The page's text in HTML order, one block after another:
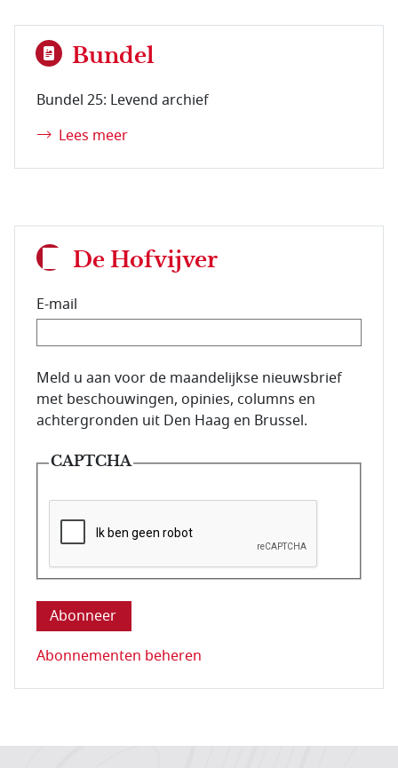
Bundel
Bundel 25: Levend archief
Lees meer
De Hofvijver
E-mail
E-mailadres van de abonnee.
Meld u aan voor de maandelijkse nieuwsbrief
met beschouwingen, opinies, columns en
achtergronden uit Den Haag en Brussel.
CAPTCHA
Deze vraag is om te controleren dat u een mens
Abonnementen beheren